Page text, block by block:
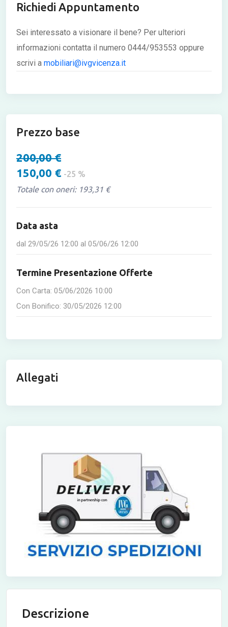
Descrizione
Richiedi Appuntamento
Sei interessato a visionare il bene? Per ulteriori
informazioni contatta il numero 0444/953553 oppure
scrivi a mobiliari@ivgvicenza.it
Prezzo base
200,00 €
150,00 € -25 %
Totale con oneri: 193,31 €
Data asta
dal 29/05/26 12:00 al 05/06/26 12:00
Termine Presentazione Offerte
Con Carta: 05/06/2026 10:00
Con Bonifico: 30/05/2026 12:00
Allegati